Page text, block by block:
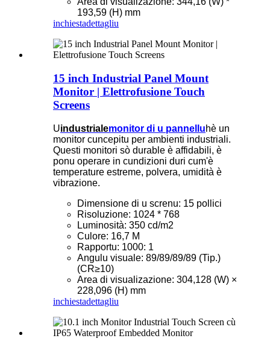
193,59 (H) mm
inchiestadettagliu
15 inch Industrial Panel Mount
Monitor | Elettrofusione Touch
Screens
Uindustrialemonitor di u pannelluhè un
monitor cuncepitu per ambienti industriali.
Questi monitori sò durable è affidabili, è
ponu operare in cundizioni duri cum'è
temperature estreme, polvera, umidità è
vibrazione.
Dimensione di u screnu: 15 pollici
Risoluzione: 1024 * 768
Luminosità: 350 cd/m2
Culore: 16,7 M
Rapportu: 1000: 1
Angulu visuale: 89/89/89/89 (Tip.)
(CR≥10)
Area di visualizazione: 304,128 (W) ×
228,096 (H) mm
inchiestadettagliu